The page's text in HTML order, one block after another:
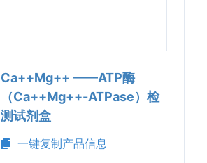
Ca++Mg++ ——ATP酶
（Ca++Mg++-ATPase‌）检
测试剂盒
一键复制产品信息